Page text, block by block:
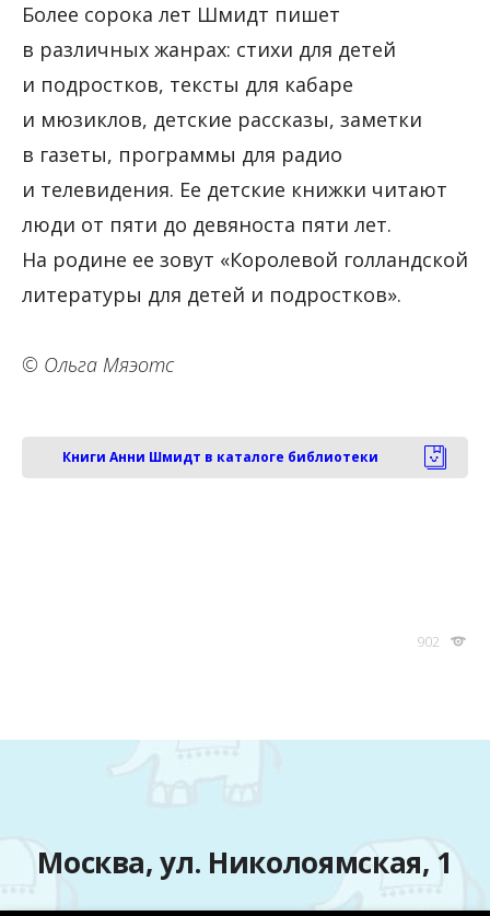
Более сорока лет Шмидт пишет
в различных жанрах: стихи для детей
и подростков, тексты для кабаре
и мюзиклов, детские рассказы, заметки
в газеты, программы для радио
и телевидения. Ее детские книжки читают
люди от пяти до девяноста пяти лет.
На родине ее зовут «Королевой голландской
литературы для детей и подростков».
© Ольга Мяэотс
Книги Анни Шмидт в каталоге библиотеки
902
Москва, ул. Николоямская, 1